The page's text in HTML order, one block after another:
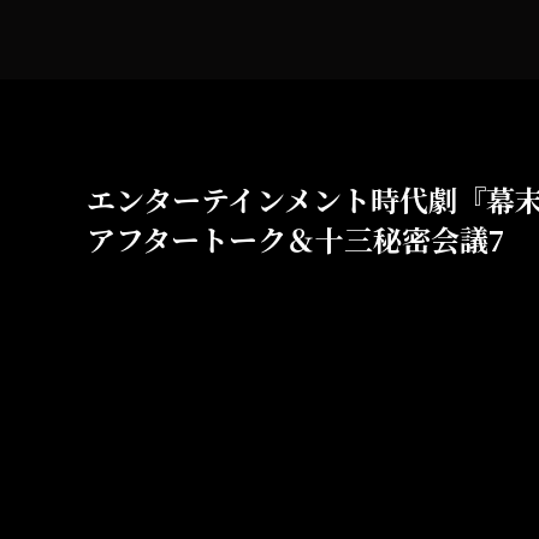
エンターテインメント時代劇『幕末
アフタートーク＆十三秘密会議7